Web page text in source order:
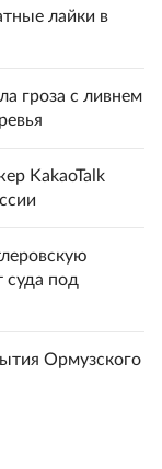
лайки в
гроза с ливнем
KakaoTalk
суда под
Ормузского